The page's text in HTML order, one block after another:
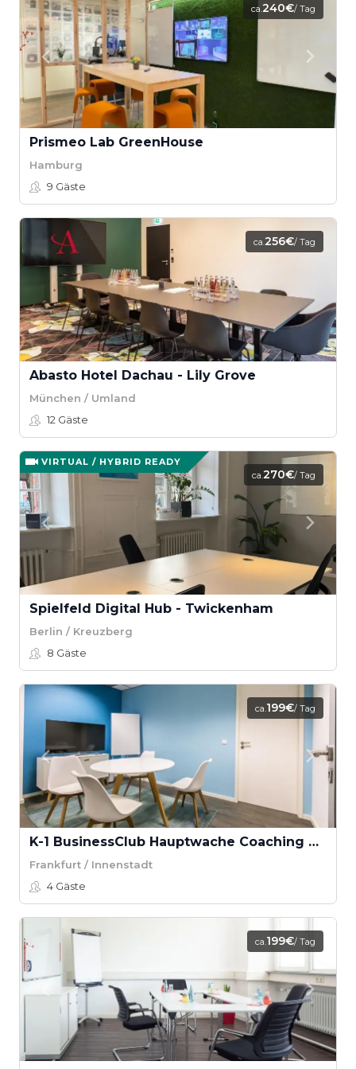
ca.240€/ Tag
Prismeo Lab GreenHouse
Hamburg
9 Gäste
ca.256€/ Tag
Abasto Hotel Dachau - Lily Grove
München / Umland
12 Gäste
VIRTUAL / HYBRID READY
ca.270€/ Tag
Spielfeld Digital Hub - Twickenham
Berlin / Kreuzberg
8 Gäste
ca.199€/ Tag
K-1 BusinessClub Hauptwache Coaching Raum “Untermain”
Frankfurt / Innenstadt
4 Gäste
ca.199€/ Tag